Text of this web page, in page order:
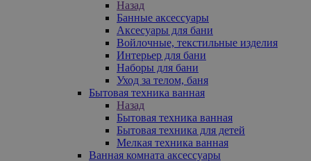
Назад
Банные аксессуары
Аксесуары для бани
Войлочные, текстильные изделия
Интерьер для бани
Наборы для бани
Уход за телом, баня
Бытовая техника ванная
Назад
Бытовая техника ванная
Бытовая техника для детей
Мелкая техника ванная
Ванная комната аксессуары